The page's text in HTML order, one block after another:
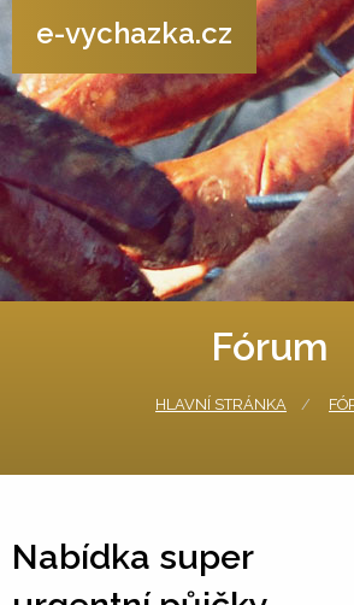
e-vychazka.cz
Fórum
HLAVNÍ STRÁNKA
Nabídka super